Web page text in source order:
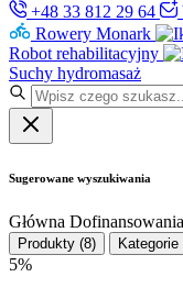
+48 33 812 29 64
Rowery Monark
Robot rehabilitacyjny
Suchy hydromasaż
Sugerowane wyszukiwania
Główna Dofinansowania
Produkty (8) Kategorie
5%